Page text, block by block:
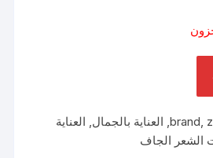
brand,
, العناية بالجمال, العناية
الشعر الجاف